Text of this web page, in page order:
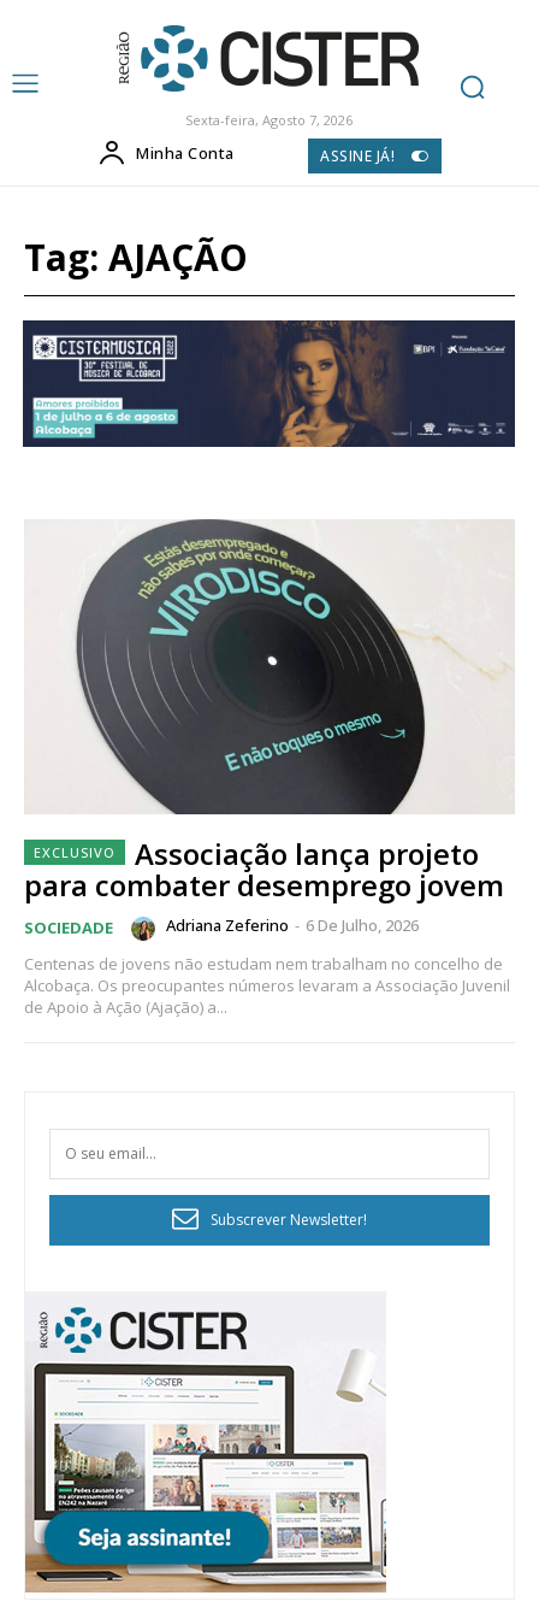
Sexta-feira, Agosto 7, 2026
Minha Conta ASSINE JÁ!
Tag: AJAÇÃO
Associação lança projeto
para combater desemprego jovem
SOCIEDADE Adriana Zeferino - 6 De Julho, 2026
Centenas de jovens não estudam nem trabalham no concelho de
Alcobaça. Os preocupantes números levaram a Associação Juvenil
de Apoio à Ação (Ajação) a...
Subscrever Newsletter!